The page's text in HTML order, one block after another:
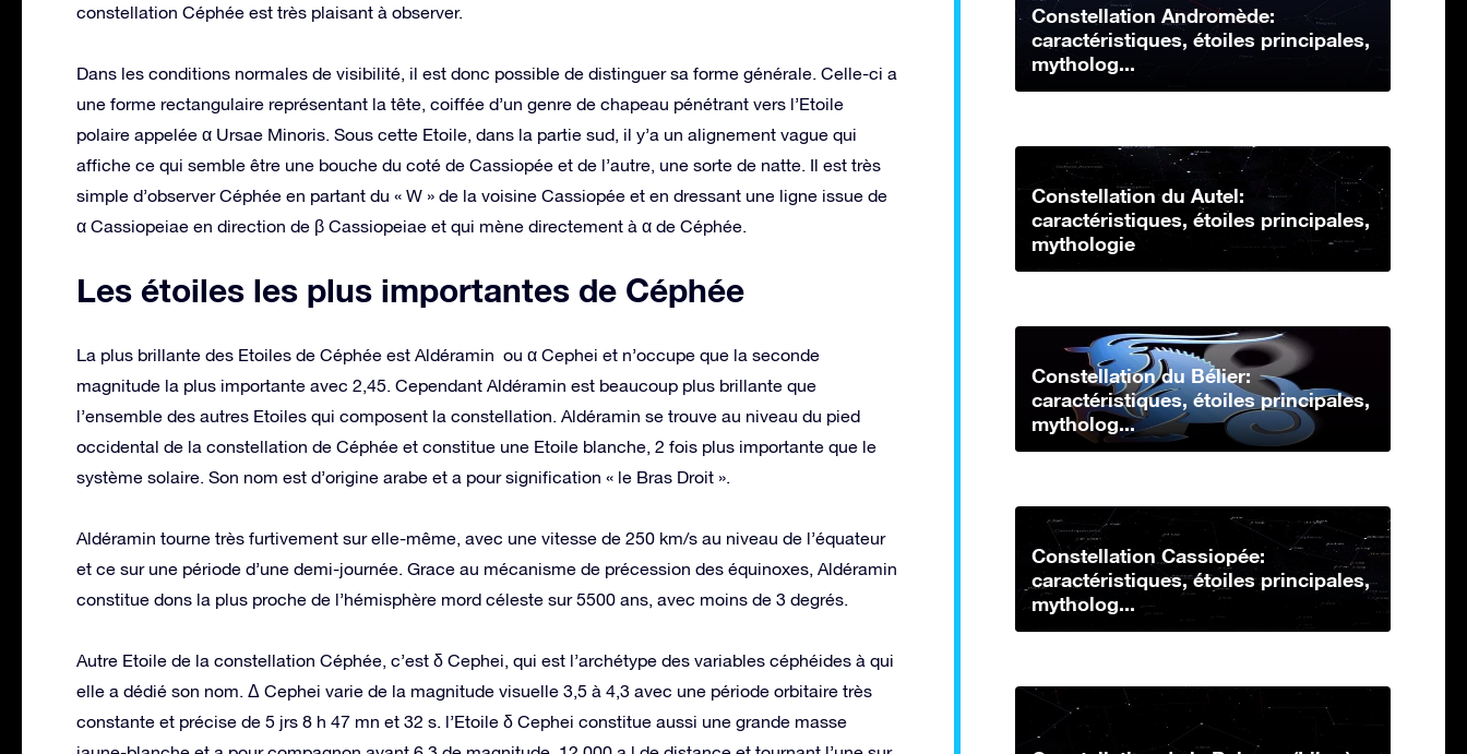
constellation Céphée est très plaisant à observer.
Dans les conditions normales de visibilité, il est donc possible de distinguer sa forme générale. Celle-ci a
une forme rectangulaire représentant la tête, coiffée d’un genre de chapeau pénétrant vers l’Etoile
polaire appelée α Ursae Minoris. Sous cette Etoile, dans la partie sud, il y’a un alignement vague qui
affiche ce qui semble être une bouche du coté de Cassiopée et de l’autre, une sorte de natte. Il est très
simple d’observer Céphée en partant du « W » de la voisine Cassiopée et en dressant une ligne issue de
α Cassiopeiae en direction de β Cassiopeiae et qui mène directement à α de Céphée.
Les étoiles les plus importantes de Céphée
La plus brillante des Etoiles de Céphée est Aldéramin ou α Cephei et n’occupe que la seconde
magnitude la plus importante avec 2,45. Cependant Aldéramin est beaucoup plus brillante que
l’ensemble des autres Etoiles qui composent la constellation. Aldéramin se trouve au niveau du pied
occidental de la constellation de Céphée et constitue une Etoile blanche, 2 fois plus importante que le
système solaire. Son nom est d’origine arabe et a pour signification « le Bras Droit ».
Aldéramin tourne très furtivement sur elle-même, avec une vitesse de 250 km/s au niveau de l’équateur
et ce sur une période d’une demi-journée. Grace au mécanisme de précession des équinoxes, Aldéramin
constitue dons la plus proche de l’hémisphère mord céleste sur 5500 ans, avec moins de 3 degrés.
Autre Etoile de la constellation Céphée, c’est δ Cephei, qui est l’archétype des variables céphéides à qui
elle a dédié son nom. Δ Cephei varie de la magnitude visuelle 3,5 à 4,3 avec une période orbitaire très
constante et précise de 5 jrs 8 h 47 mn et 32 s. l’Etoile δ Cephei constitue aussi une grande masse
Constellation Andromède:
caractéristiques, étoiles principales,
mytholog...
Constellation du Autel:
caractéristiques, étoiles principales,
mythologie
Constellation du Bélier:
caractéristiques, étoiles principales,
mytholog...
Constellation Cassiopée:
caractéristiques, étoiles principales,
mytholog...